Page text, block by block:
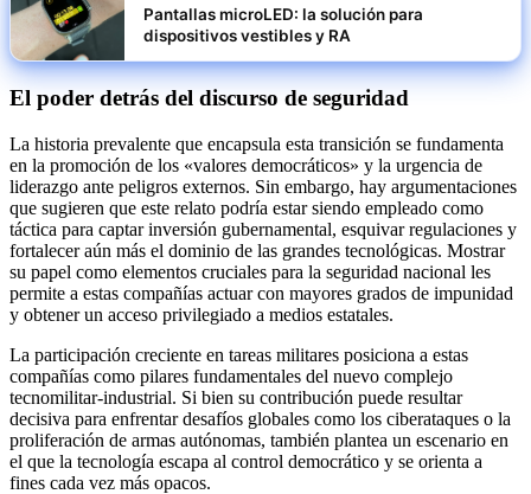
Pantallas microLED: la solución para
dispositivos vestibles y RA
El poder detrás del discurso de seguridad
La historia prevalente que encapsula esta transición se fundamenta
en la promoción de los «valores democráticos» y la urgencia de
liderazgo ante peligros externos. Sin embargo, hay argumentaciones
que sugieren que este relato podría estar siendo empleado como
táctica para captar inversión gubernamental, esquivar regulaciones y
fortalecer aún más el dominio de las grandes tecnológicas. Mostrar
su papel como elementos cruciales para la seguridad nacional les
permite a estas compañías actuar con mayores grados de impunidad
y obtener un acceso privilegiado a medios estatales.
La participación creciente en tareas militares posiciona a estas
compañías como pilares fundamentales del nuevo complejo
tecnomilitar-industrial. Si bien su contribución puede resultar
decisiva para enfrentar desafíos globales como los ciberataques o la
proliferación de armas autónomas, también plantea un escenario en
el que la tecnología escapa al control democrático y se orienta a
fines cada vez más opacos.